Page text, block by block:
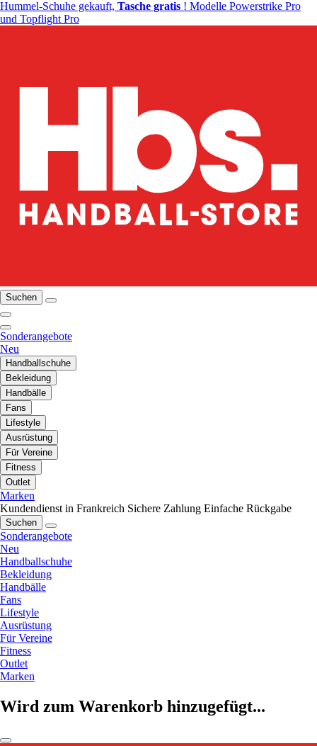
Hummel-Schuhe gekauft, Tasche gratis ! Modelle Powerstrike Pro
und Topflight Pro
Suchen
Sonderangebote
Neu
Handballschuhe
Bekleidung
Handbälle
Fans
Lifestyle
Ausrüstung
Für Vereine
Fitness
Outlet
Marken
Kundendienst in Frankreich Sichere Zahlung Einfache Rückgabe
Suchen
Sonderangebote
Neu
Handballschuhe
Bekleidung
Handbälle
Fans
Lifestyle
Ausrüstung
Für Vereine
Fitness
Outlet
Marken
Wird zum Warenkorb hinzugefügt...